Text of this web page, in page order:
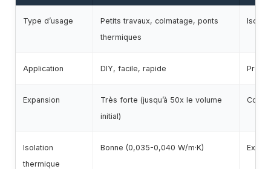
Type d’usage
Petits travaux, colmatage, ponts
thermiques
Application DIY, facile, rapide
Expansion
Très forte (jusqu’à 50x le volume
initial)
Isolation
thermique
Bonne (0,035-0,040 W/m·K)